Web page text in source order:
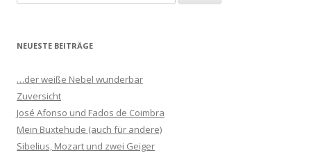
u
h
n
a
c
h
NEUESTE BEITRÄGE
…der weiße Nebel wunderbar
Zuversicht
José Afonso und Fados de Coimbra
Mein Buxtehude (auch für andere)
Sibelius, Mozart und zwei Geiger